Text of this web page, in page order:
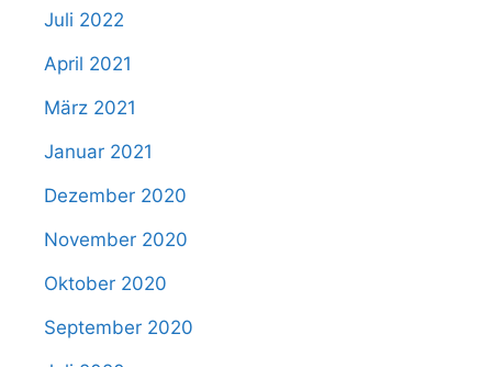
Juli 2022
April 2021
März 2021
Januar 2021
Dezember 2020
November 2020
Oktober 2020
September 2020